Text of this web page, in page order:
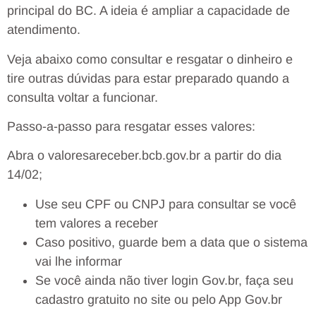
principal do BC. A ideia é ampliar a capacidade de
atendimento.
Veja abaixo como consultar e resgatar o dinheiro e
tire outras dúvidas para estar preparado quando a
consulta voltar a funcionar.
Passo-a-passo para resgatar esses valores:
Abra o valoresareceber.bcb.gov.br a partir do dia
14/02;
Use seu CPF ou CNPJ para consultar se você
tem valores a receber
Caso positivo, guarde bem a data que o sistema
vai lhe informar
Se você ainda não tiver login Gov.br, faça seu
cadastro gratuito no site ou pelo App Gov.br